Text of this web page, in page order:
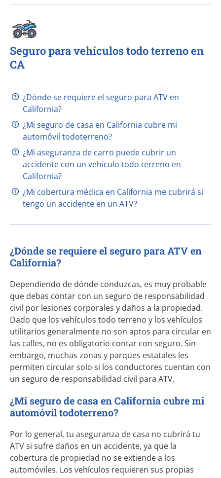
Seguro para vehículos todo terreno en
CA
¿Dónde se requiere el seguro para ATV en
California?
¿Mi seguro de casa en California cubre mi
automóvil todoterreno?
¿Mi aseguranza de carro puede cubrir un
accidente con un vehículo todo terreno en
California?
¿Mi cobertura médica en California me cubrirá si
tengo un accidente en un ATV?
¿Dónde se requiere el seguro para ATV en
California?
Dependiendo de dónde conduzcas, es muy probable
que debas contar con un seguro de responsabilidad
civil por lesiones corporales y daños a la propiedad.
Dado que los vehículos todo terreno y los vehículos
utilitarios generalmente no son aptos para circular en
las calles, no es obligatorio contar con seguro. Sin
embargo, muchas zonas y parques estatales les
permiten circular solo si los conductores cuentan con
un seguro de responsabilidad civil para ATV.
¿Mi seguro de casa en California cubre mi
automóvil todoterreno?
Por lo general, tu aseguranza de casa no cubrirá tu
ATV si sufre daños en un accidente, ya que la
cobertura de propiedad no se extiende a los
automóviles. Los vehículos requieren sus propias